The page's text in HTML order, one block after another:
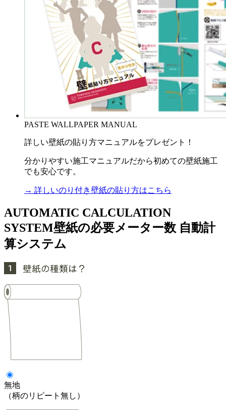
PASTE WALLPAPER MANUAL
詳しい壁紙の貼り方マニュアルをプレゼント！
分かりやすい施工マニュアルだから初めての壁紙施工
でも安心です。
→ 詳しいのり付き壁紙の貼り方はこちら
AUTOMATIC CALCULATION
SYSTEM壁紙の必要メーター数 自動計
算システム
無地
（柄のリピート無し）